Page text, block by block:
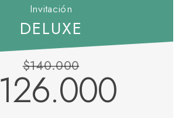
Invitación
DELUXE
$140.000
126.000